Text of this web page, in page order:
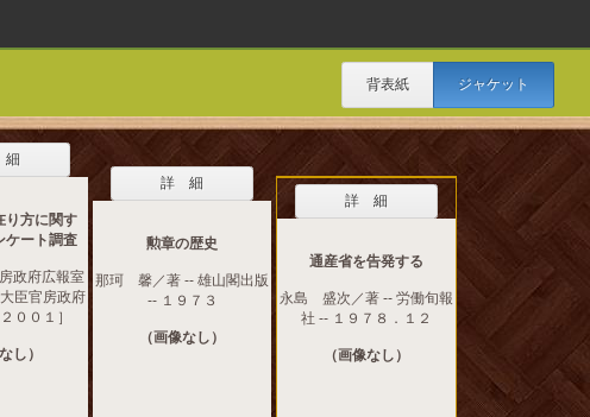
背表紙 ジャケット
り方に関す
ケート調査
政府広報室
臣官房政府
００１］
し）
詳 細
勲章の歴史
那珂 馨／著 -- 雄山閣出版
-- １９７３
（画像なし）
詳 細
通産省を告発する
永島 盛次／著 -- 労働旬報
社 -- １９７８．１２
（画像なし）